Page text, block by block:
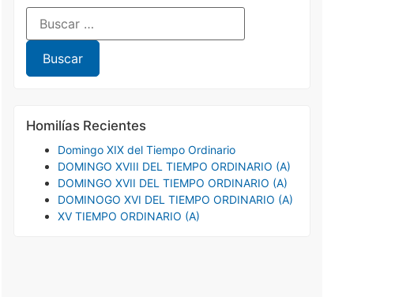
Homilías Recientes
Domingo XIX del Tiempo Ordinario
DOMINGO XVIII DEL TIEMPO ORDINARIO (A)
DOMINGO XVII DEL TIEMPO ORDINARIO (A)
DOMINOGO XVI DEL TIEMPO ORDINARIO (A)
XV TIEMPO ORDINARIO (A)